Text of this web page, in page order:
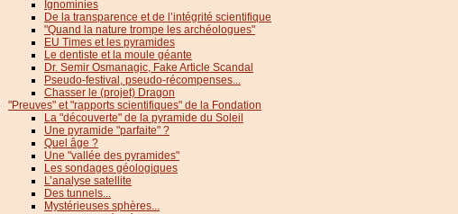
Ignominies
De la transparence et de l’intégrité scientifique
"Quand la nature trompe les archéologues"
EU Times et les pyramides
Le dentiste et la moule géante
Dr. Semir Osmanagic, Fake Article Scandal
Pseudo-festival, pseudo-récompenses...
Chasser le (projet) Dragon
"Preuves" et "rapports scientifiques" de la Fondation
La "découverte" de la pyramide du Soleil
Une pyramide "parfaite" ?
Quel âge ?
Une "vallée des pyramides"
Les sondages géologiques
L’analyse satellite
Des tunnels...
Mystérieuses sphères...